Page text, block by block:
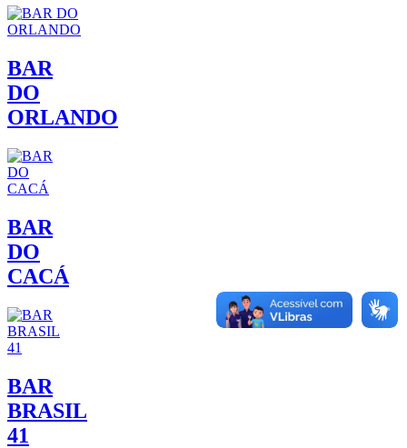
BAR
DO
ORLANDO
BAR
DO
CACÁ
BAR
BRASIL
41